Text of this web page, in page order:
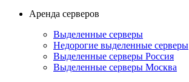
Аренда серверов
Выделенные серверы
Недорогие выделенные серверы
Выделенные серверы Россия
Выделенные серверы Москва